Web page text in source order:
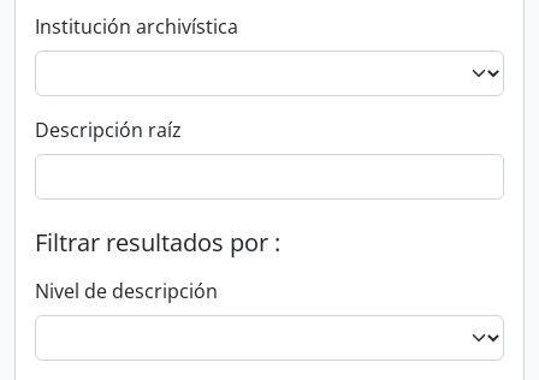
Institución archivística
Descripción raíz
Filtrar resultados por :
Nivel de descripción